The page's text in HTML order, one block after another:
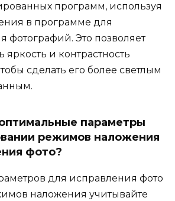
программ, используя
в программе для
фотографий. Это позволяет
яркость и контрастность
сделать его более светлым
параметры
режимов наложения
фото?
для исправления фото
наложения учитывайте